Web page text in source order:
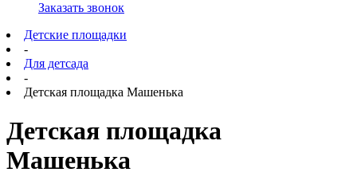
Заказать звонок
Детские площадки
-
Для детсада
-
Детская площадка Машенька
Детская площадка
Машенька